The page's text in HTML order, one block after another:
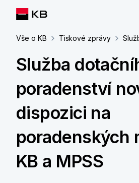
Vše o KB Tiskové zprávy
Služba
poradenství
dispozici na
poradenských
KB a MPSS